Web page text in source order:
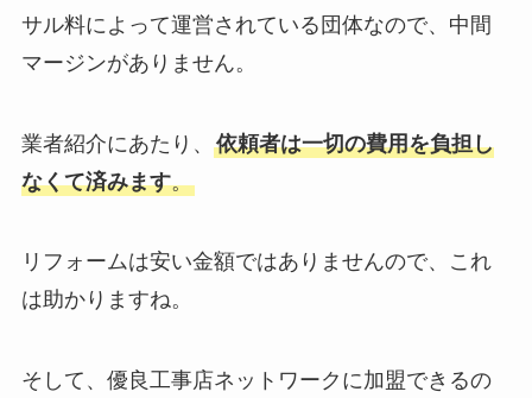
サル料によって運営されている団体なので、中間
マージンがありません。
業者紹介にあたり、 依頼者は一切の費用を負担し
なくて済みます。
リフォームは安い金額ではありませんので、これ
は助かりますね。
そして、優良工事店ネットワークに加盟できるの